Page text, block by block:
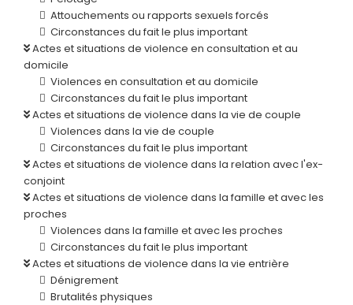
Attouchements ou rapports sexuels forcés
Circonstances du fait le plus important
Actes et situations de violence en consultation et au
domicile
Violences en consultation et au domicile
Circonstances du fait le plus important
Actes et situations de violence dans la vie de couple
Violences dans la vie de couple
Circonstances du fait le plus important
Actes et situations de violence dans la relation avec l'ex-
conjoint
Actes et situations de violence dans la famille et avec les
proches
Violences dans la famille et avec les proches
Circonstances du fait le plus important
Actes et situations de violence dans la vie entrière
Dénigrement
Brutalités physiques